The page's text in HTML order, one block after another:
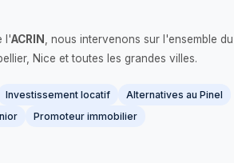
l'ACRIN
, nous intervenons sur l'ensemble du
Nice et toutes les grandes villes.
Investissement locatif
Alternatives au Pinel
Promoteur immobilier